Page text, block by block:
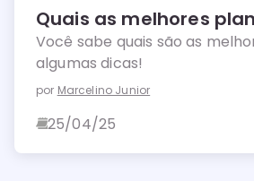
Quais as melhores
Você sabe quais são as
algumas dicas!
por Marcelino Junior
25/04/25